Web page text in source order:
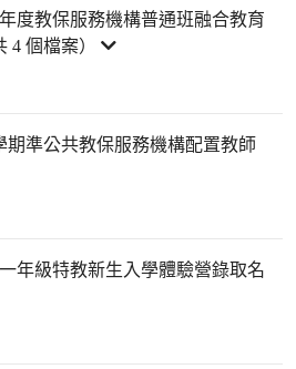
度教保服務機構普通班融合教育
4 個檔案）
期準公共教保服務機構配置教師
年級特教新生入學體驗營錄取名